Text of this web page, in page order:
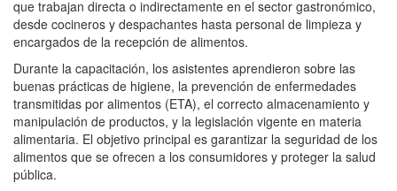
que trabajan directa o indirectamente en el sector gastronómico,
desde cocineros y despachantes hasta personal de limpieza y
encargados de la recepción de alimentos.
Durante la capacitación, los asistentes aprendieron sobre las
buenas prácticas de higiene, la prevención de enfermedades
transmitidas por alimentos (ETA), el correcto almacenamiento y
manipulación de productos, y la legislación vigente en materia
alimentaria. El objetivo principal es garantizar la seguridad de los
alimentos que se ofrecen a los consumidores y proteger la salud
pública.